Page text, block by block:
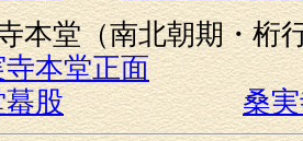
本堂（南北朝期・桁
本堂正面
蟇股
桑